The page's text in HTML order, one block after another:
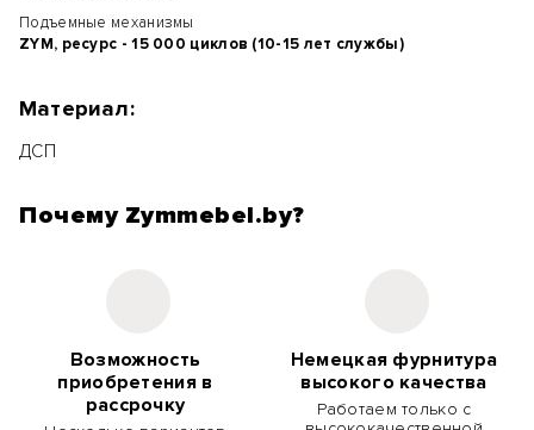
Подъемные механизмы
ZYM, ресурс - 15 000 циклов (10-15 лет службы)
Материал:
ДСП
Почему Zymmebel.by?
Возможность
приобретения в
рассрочку
Немецкая фурнитура
высокого качества
Работаем только с